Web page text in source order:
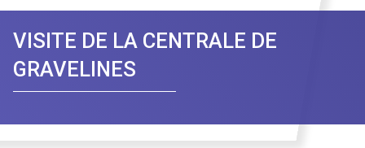
VISITE DE LA CENTRALE DE
GRAVELINES